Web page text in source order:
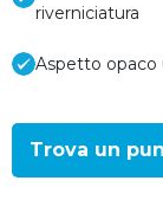
riverniciatura
Aspetto opaco
Trova un